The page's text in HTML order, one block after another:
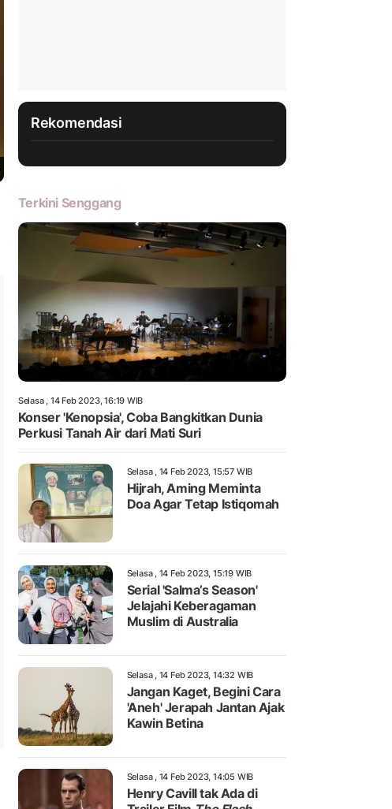
Rekomendasi
Terkini Senggang
Selasa , 14 Feb 2023, 16:19 WIB
Konser 'Kenopsia', Coba Bangkitkan Dunia
Perkusi Tanah Air dari Mati Suri
Selasa , 14 Feb 2023, 15:57 WIB
Hijrah, Aming Meminta
Doa Agar Tetap Istiqomah
Selasa , 14 Feb 2023, 15:19 WIB
Serial 'Salma’s Season'
Jelajahi Keberagaman
Muslim di Australia
Selasa , 14 Feb 2023, 14:32 WIB
Jangan Kaget, Begini Cara
'Aneh' Jerapah Jantan Ajak
Kawin Betina
Selasa , 14 Feb 2023, 14:05 WIB
Henry Cavill tak Ada di